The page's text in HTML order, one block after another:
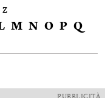
z
M N O P Q